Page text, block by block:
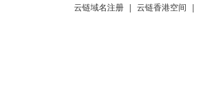
云链域名注册 | 云链香港空间 |